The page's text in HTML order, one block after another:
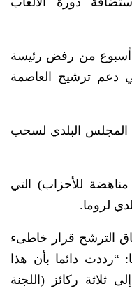
أسبوع من رفض رئيسة
دعم ترشيح العاصمة
عضوا من أصل 48 في المجلس البلدي لسحب
مناهضة للأحزاب) التي
لروما.
الترشح قرار خاطىء
“رددت دائما بأن هذا
ثلاثة ركائز (اللجنة